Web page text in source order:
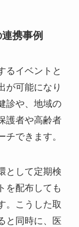
携事例
るイベントと
が可能になり
診や、地域の
護者や高齢者
できます。
として定期検
を配布しても
。こうした取
と同時に、医